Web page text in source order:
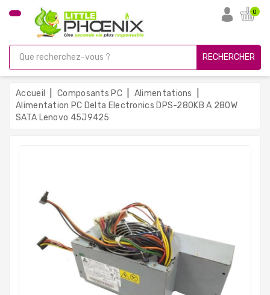
CATÉGORIE
Gamer
Unités
Centrales
Reconditionnées
Portables
0
RECHERCHER
Accueil Composants PC
Alimentations
Alimentation PC Delta Electronics DPS-280KB A 280W
SATA Lenovo 45J9425